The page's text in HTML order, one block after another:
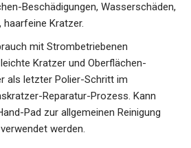
Beschädigungen, Wasserschäden,
haarfeine Kratzer.
mit Strombetriebenen
Kratzer und Oberflächen-
als letzter Polier-Schritt im
Reparatur-Prozess. Kann
Pad zur allgemeinen Reinigung
werden.